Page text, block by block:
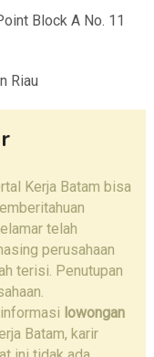
Block A No. 11
Riau
Kerja Batam bisa
telah
perusahaan
terisi. Penutupan
lowongan
Batam, karir